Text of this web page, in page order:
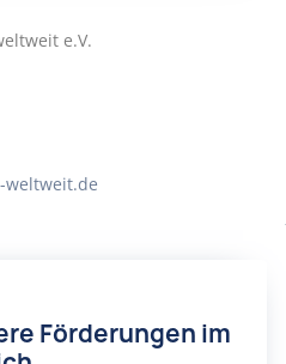
e.V.
Förderungen im